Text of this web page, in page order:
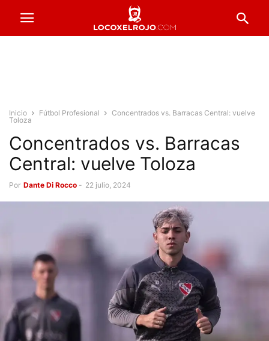
Inicio Fútbol Profesional
Concentrados vs. Barracas Central: vuelve
Toloza
Concentrados vs. Barracas
Central: vuelve Toloza
Por Dante Di Rocco - 22 julio, 2024